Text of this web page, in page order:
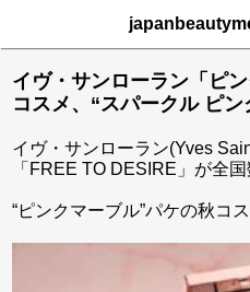
イヴ・サンローラン「ピ
コスメ、“スパークル ピ
イヴ・サンローラン(Yves
「FREE TO DESIRE」が全
“ピンクマーブル”パケの秋コ